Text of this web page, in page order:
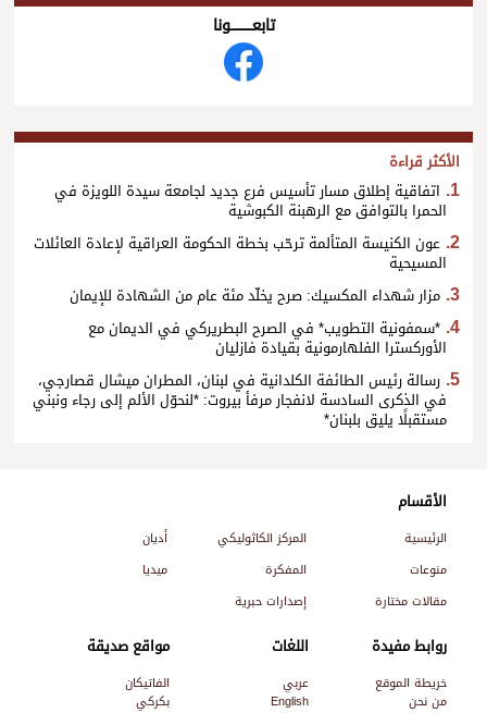
تابعــــــــــونا
الأكثر قراءة
اتفاقية إطلاق مسار تأسيس فرع جديد لجامعة سيدة اللويزة في
الحمرا بالتوافق مع الرهبنة الكبوشية
عون الكنيسة المتألمة ترحّب بخطة الحكومة العراقية لإعادة العائلات
المسيحية
مزار شهداء المكسيك: صرح يخلّد مئة عام من الشهادة للإيمان
*سمفونية التطويب* في الصرح البطريركي في الديمان مع
الأوركسترا الفلهارمونية بقيادة فازليان
رسالة رئيس الطائفة الكلدانية في لبنان، المطران ميشال قصارجي،
في الذكرى السادسة لانفجار مرفأ بيروت: *لنحوّل الألم إلى رجاء ونبني
مستقبلًا يليق بلبنان*
الأقسام
الرئيسية المركز الكاثوليكي
أديان
منوعات
المفكرة
ميديا
مقالات مختارة
إصدارات حبرية
روابط مفيدة
خريطة الموقع
من نحن
اللغات
عربي
English
مواقع صديقة
الفاتيكان
بكركي